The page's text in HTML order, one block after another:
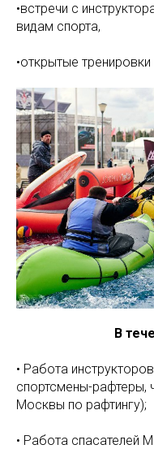
•встречи с
видам спорта,
•открытые
В
• Работа
спортсмены-рафтеры,
Москвы по рафтингу);
• Работа спасателей